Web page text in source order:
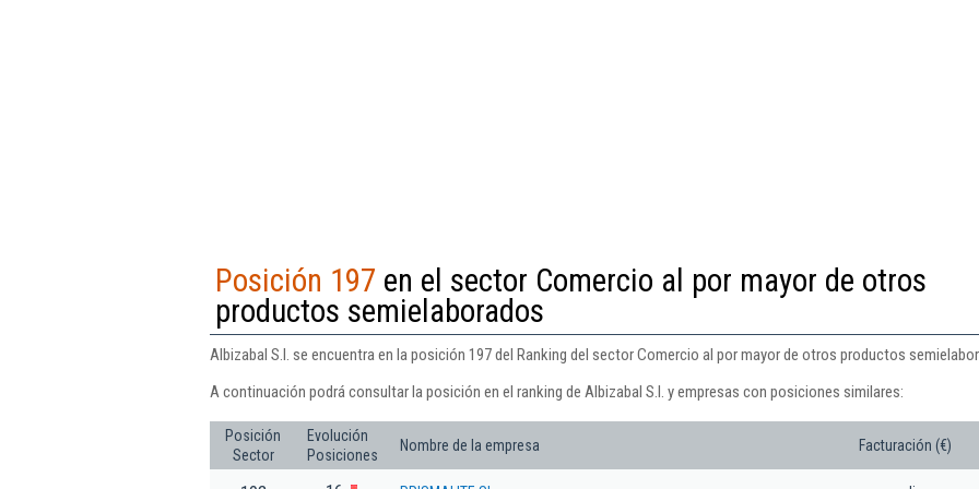
Posición 197 en el sector Comercio al por mayor de otros
productos semielaborados
Albizabal S.l. se encuentra en la posición 197 del Ranking del sector Comercio al por mayor de otros productos
A continuación podrá consultar la posición en el ranking de Albizabal S.l. y empresas con posiciones similares:
Posición
Sector
Evolución
Posiciones
Nombre de la empresa Facturación (€)